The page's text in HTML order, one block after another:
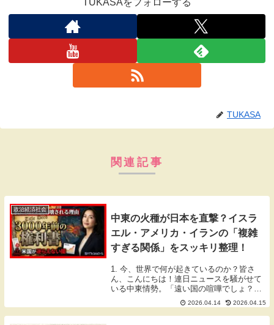
TUKASAをフォローする
TUKASA
関連記事
政治経済社会
中東の火種が日本を直撃？イスラ
エル・アメリカ・イランの「複雑
すぎる関係」をスッキリ整理！
1. 今、世界で何が起きているのか？皆さ
ん、こんにちは！連日ニュースを騒がせて
いる中東情勢。「遠い国の喧嘩でしょ？」
と思っているなら、それは非常にもったい
ない！実は今、イスラエルとイランの間で
起きている緊張状態は、私たちの生活を根
2026.04.14 2026.04.15